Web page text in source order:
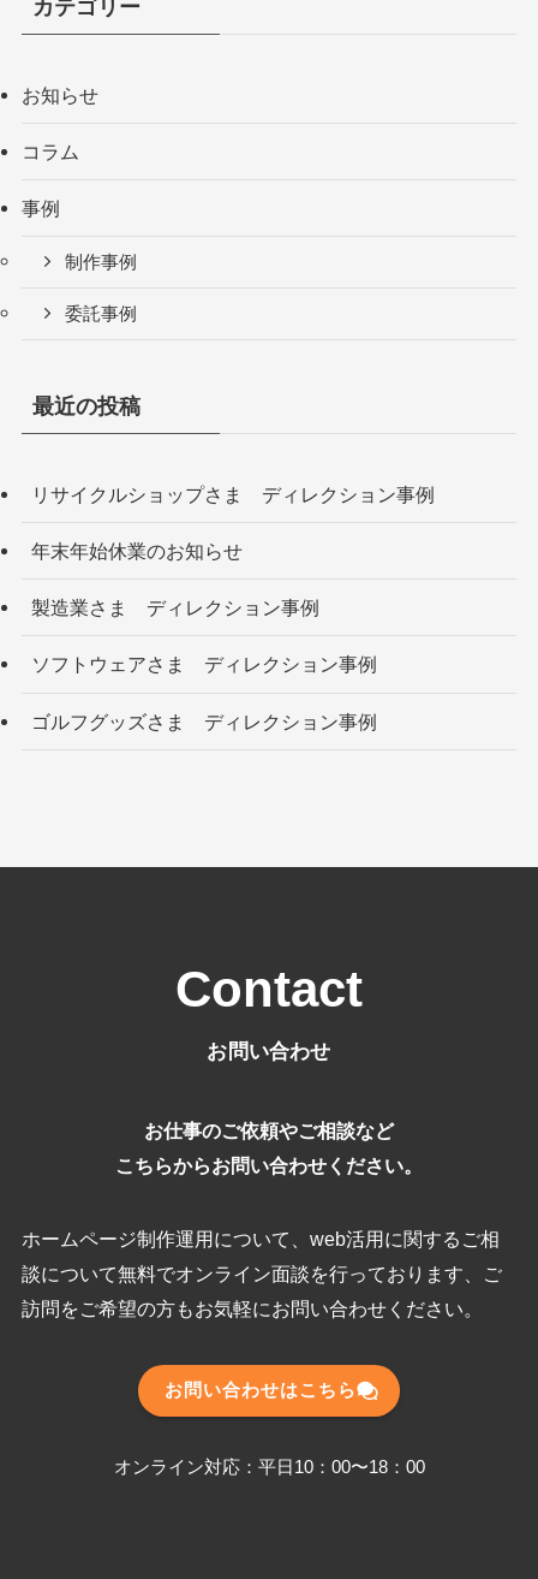
カテゴリー
お知らせ
コラム
事例
制作事例
委託事例
最近の投稿
リサイクルショップさま ディレクション事例
年末年始休業のお知らせ
製造業さま ディレクション事例
ソフトウェアさま ディレクション事例
ゴルフグッズさま ディレクション事例
Contact
お問い合わせ
お仕事のご依頼やご相談など
こちらからお問い合わせください。
ホームページ制作運用について、web活用に関するご相
談について無料でオンライン面談を行っております、ご
訪問をご希望の方もお気軽にお問い合わせください。
お問い合わせはこちら
オンライン対応：平日10：00〜18：00